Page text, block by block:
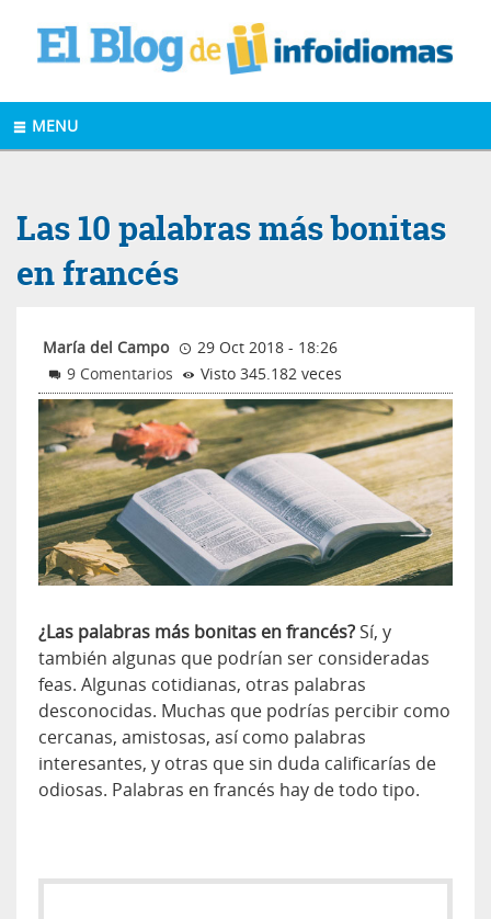
MENU
Las 10 palabras más bonitas
en francés
María del Campo
29 Oct 2018 - 18:26
9 Comentarios
Visto 345.182 veces
¿Las palabras más bonitas en francés? Sí, y
también algunas que podrían ser consideradas
feas. Algunas cotidianas, otras palabras
desconocidas. Muchas que podrías percibir como
cercanas, amistosas, así como palabras
interesantes, y otras que sin duda calificarías de
odiosas. Palabras en francés hay de todo tipo.